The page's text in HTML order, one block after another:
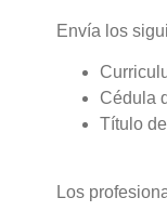
Envía los
Cédula
Título
Los